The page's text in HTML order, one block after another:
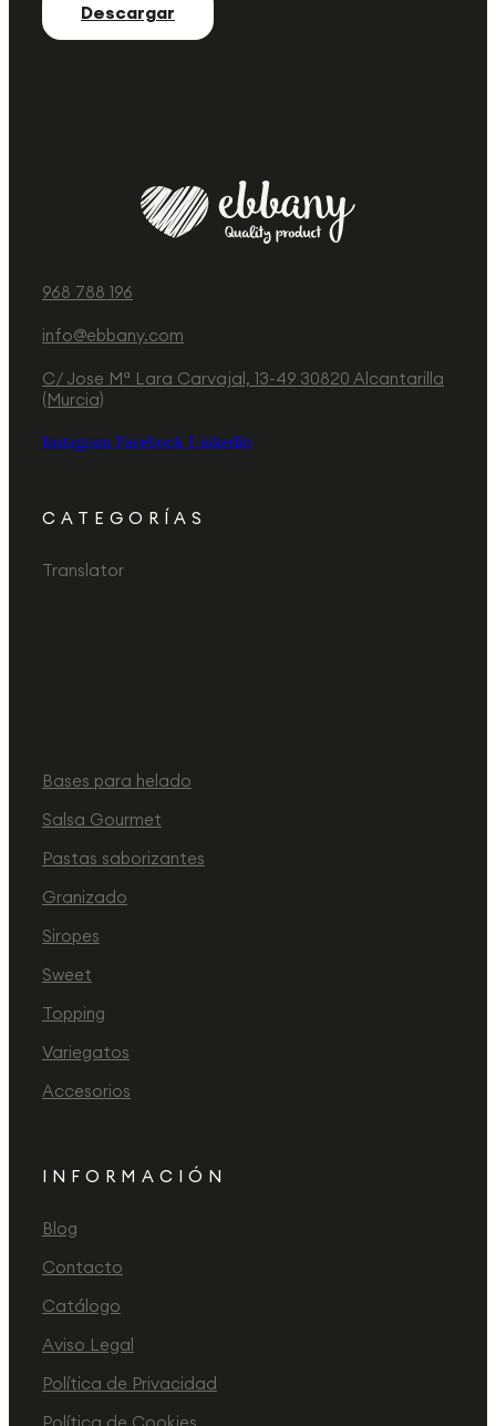
Descargar
968 788 196
info@ebbany.com
C/ Jose Mª Lara Carvajal, 13-49 30820 Alcantarilla
(Murcia)
Instagram Facebook Linkedin
CATEGORÍAS
Translator
Bases para helado
Salsa Gourmet
Pastas saborizantes
Granizado
Siropes
Sweet
Topping
Variegatos
Accesorios
INFORMACIÓN
Blog
Contacto
Catálogo
Aviso Legal
Política de Privacidad